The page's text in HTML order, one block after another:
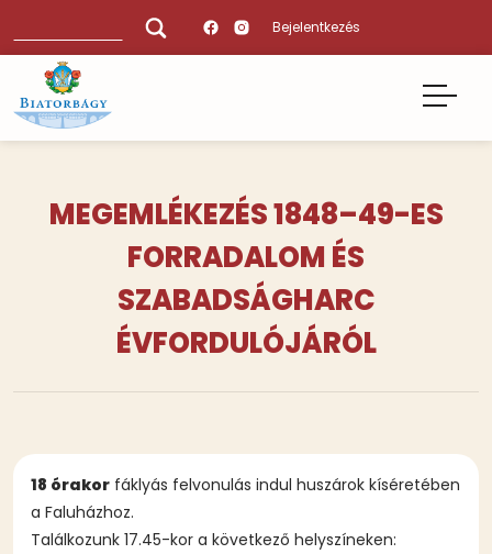
tartalomra
Bejelentkezés
MEGEMLÉKEZÉS 1848–49-ES
FORRADALOM ÉS
SZABADSÁGHARC
ÉVFORDULÓJÁRÓL
18 órakor fáklyás felvonulás indul huszárok kíséretében
a Faluházhoz.
Találkozunk 17.45-kor a következő helyszíneken: